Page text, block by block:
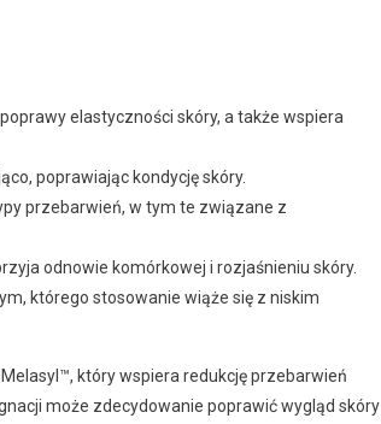
elastyczności skóry, a także wspiera
poprawiając kondycję skóry.
przebarwień, w tym te związane z
odnowie komórkowej i rozjaśnieniu skóry.
którego stosowanie wiąże się z niskim
który wspiera redukcję przebarwień
może zdecydowanie poprawić wygląd skóry